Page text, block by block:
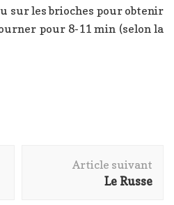
sur les brioches pour obtenir
pour 8-11 min (selon la
Article suivant
Le Russe